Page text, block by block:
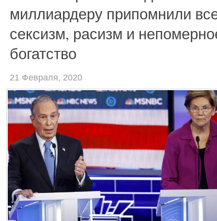
миллиардеру припомнили
сексизм, расизм и
богатство
21 Февраля, 2020